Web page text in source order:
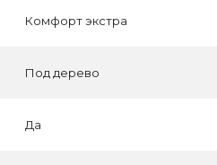
Комфорт экстра
Под дерево
Да